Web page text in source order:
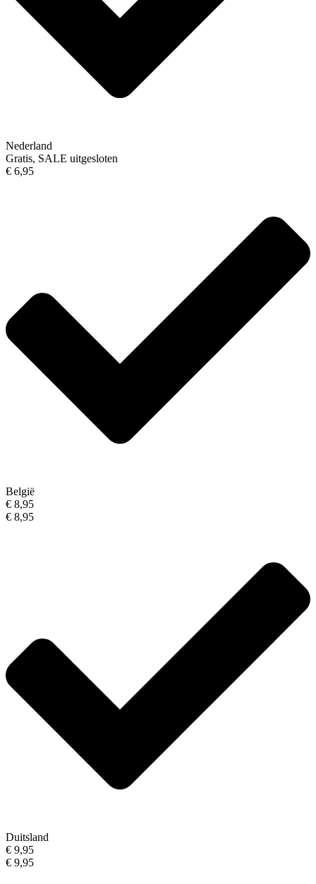
Nederland
Gratis, SALE uitgesloten
€ 6,95
België
€ 8,95
€ 8,95
Duitsland
€ 9,95
€ 9,95